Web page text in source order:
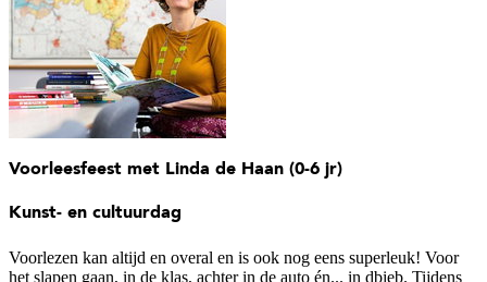
Voorleesfeest met Linda de Haan (0-6 jr)
Kunst- en cultuurdag
Voorlezen kan altijd en overal en is ook nog eens superleuk! Voor
het slapen gaan, in de klas, achter in de auto én... in dbieb. Tijdens